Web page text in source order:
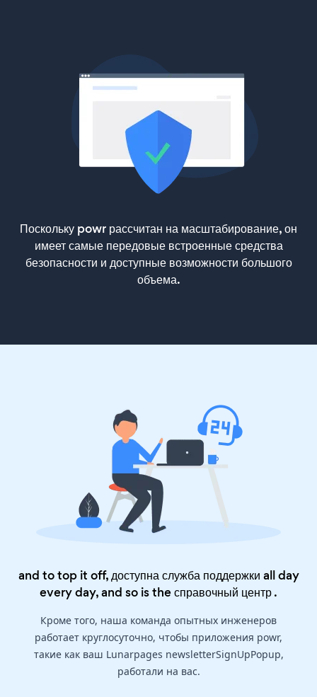
Поскольку powr рассчитан на масштабирование, он
имеет самые передовые встроенные средства
безопасности и доступные возможности большого
объема.
and to top it off, доступна служба поддержки all day
every day, and so is theсправочный центр.
Кроме того, наша команда опытных инженеров
работает круглосуточно, чтобы приложения powr,
такие как ваш Lunarpages newsletterSignUpPopup,
работали на вас.